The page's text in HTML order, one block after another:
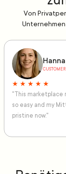
Von
CUSTOMER
★ ★ ★ ★ ★
"This marketplace
so easy and my
pristine now."